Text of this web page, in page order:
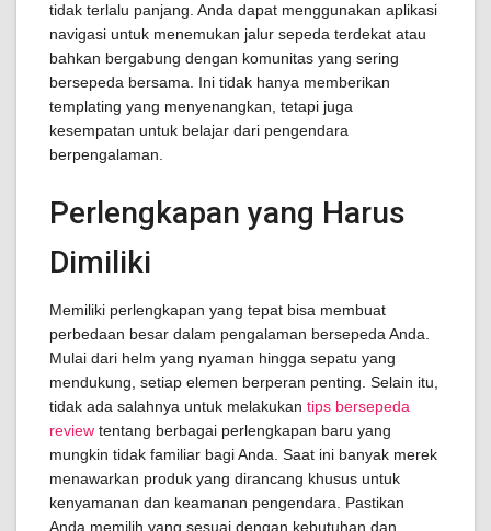
tidak terlalu panjang. Anda dapat menggunakan aplikasi
navigasi untuk menemukan jalur sepeda terdekat atau
bahkan bergabung dengan komunitas yang sering
bersepeda bersama. Ini tidak hanya memberikan
templating yang menyenangkan, tetapi juga
kesempatan untuk belajar dari pengendara
berpengalaman.
Perlengkapan yang Harus
Dimiliki
Memiliki perlengkapan yang tepat bisa membuat
perbedaan besar dalam pengalaman bersepeda Anda.
Mulai dari helm yang nyaman hingga sepatu yang
mendukung, setiap elemen berperan penting. Selain itu,
tidak ada salahnya untuk melakukan tips bersepeda
review tentang berbagai perlengkapan baru yang
mungkin tidak familiar bagi Anda. Saat ini banyak merek
menawarkan produk yang dirancang khusus untuk
kenyamanan dan keamanan pengendara. Pastikan
Anda memilih yang sesuai dengan kebutuhan dan